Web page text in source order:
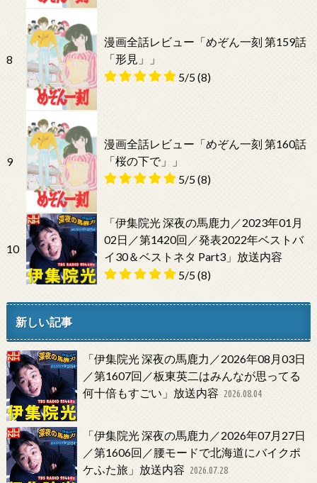
8
漫画全話レビュー「めぞん一刻 第159話
「形見」」
5/5(8)
9
漫画全話レビュー「めぞん一刻 第160話
「桜の下で」」
5/5(8)
10
「伊集院光 深夜の馬鹿力／2023年01月
02日／第1420回／発表2022年ベストバ
イ30＆ベストネタ Part3」放送内容
5/5(8)
新しい記事
「伊集院光 深夜の馬鹿力／2026年08月03日
／第1607回／板東英二はみんなが思ってる
何十倍もすごい」放送内容 2026.08.04
「伊集院光 深夜の馬鹿力／2026年07月27日
／第1606回／腰モードで北海道にバイクポ
ケふた旅」放送内容 2026.07.28